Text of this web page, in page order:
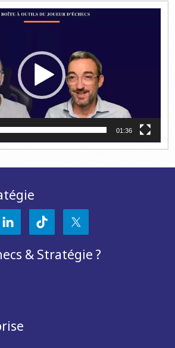
01:36
& Stratégie ?